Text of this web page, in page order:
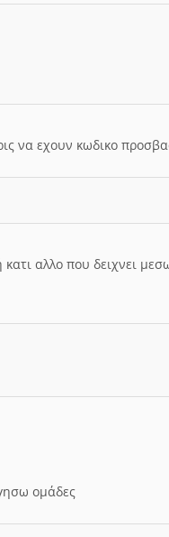
να εχουν κωδικο
αλλο που δειχνει
ομάδες